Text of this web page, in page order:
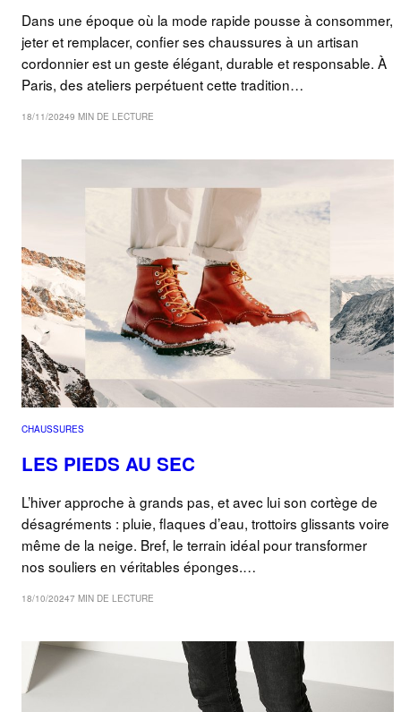
Dans une époque où la mode rapide pousse à consommer,
jeter et remplacer, confier ses chaussures à un artisan
cordonnier est un geste élégant, durable et responsable. À
Paris, des ateliers perpétuent cette tradition…
18/11/20249 MIN DE LECTURE
CHAUSSURES
LES PIEDS AU SEC
L’hiver approche à grands pas, et avec lui son cortège de
désagréments : pluie, flaques d’eau, trottoirs glissants voire
même de la neige. Bref, le terrain idéal pour transformer
nos souliers en véritables éponges.…
18/10/20247 MIN DE LECTURE